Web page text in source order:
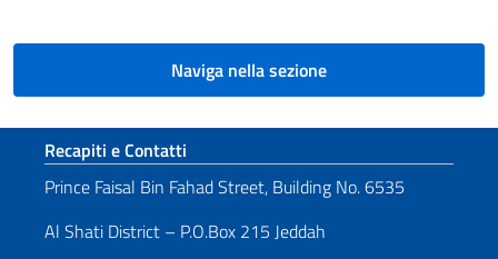
Naviga nella sezione
Sezione footer
Recapiti e Contatti
Prince Faisal Bin Fahad Street, Building No. 6535
Al Shati District – P.O.Box 215 Jeddah